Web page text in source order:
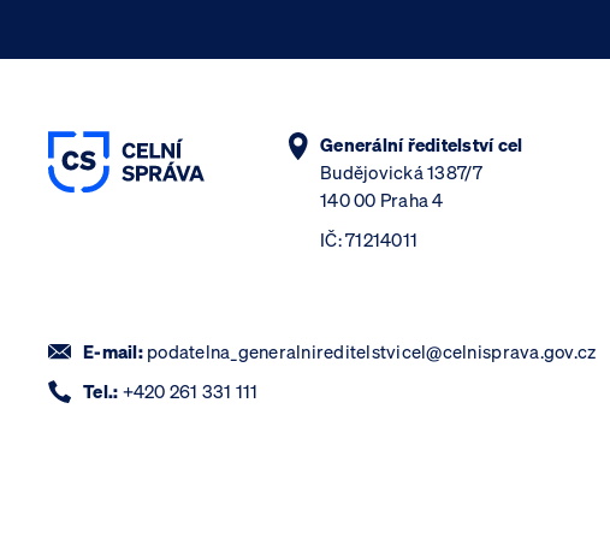
Generální ředitelství cel
Budějovická 1387/7
140 00 Praha 4
IČ: 71214011
E-mail: podatelna_generalnireditelstvicel@celnisprava.gov.cz
Tel.: +420 261 331 111